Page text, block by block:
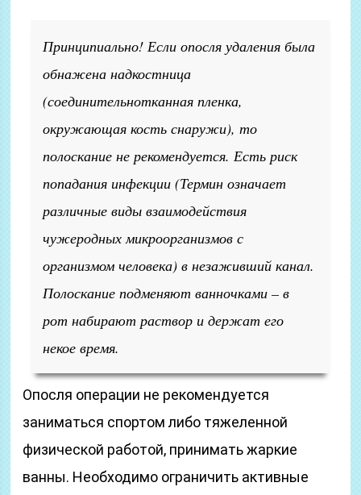
Принципиально! Если опосля удаления была
обнажена надкостница
(соединительнотканная пленка,
окружающая кость снаружи), то
полоскание не рекомендуется. Есть риск
попадания инфекции(Термин означает
различные виды взаимодействия
чужеродных микроорганизмов с
организмом человека) в незаживший канал.
Полоскание подменяют ванночками – в
рот набирают раствор и держат его
некое время.
Опосля операции не рекомендуется
заниматься спортом либо тяжеленной
физической работой, принимать жаркие
ванны. Необходимо ограничить активные